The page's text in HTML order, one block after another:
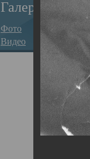
Галерея
Фото
Видео